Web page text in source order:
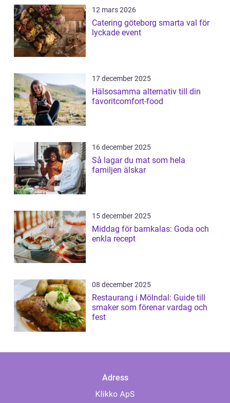
12 mars 2026
Catering göteborg smarta val för
lyckade event
17 december 2025
Hälsosamma alternativ till din
favoritcomfort-food
16 december 2025
Så lagar du mat som hela
familjen älskar
15 december 2025
Middag för barnkalas: Goda och
enkla recept
08 december 2025
Restaurang i Mölndal: Guide till
smaker som förenar vardag och
fest
Adress